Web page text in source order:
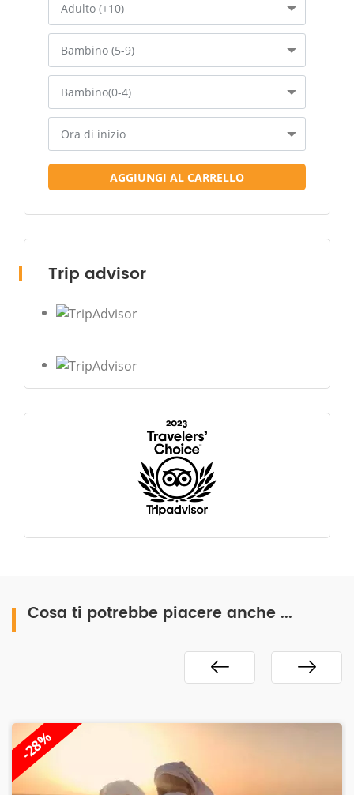
Adulto (+10)
Bambino (5-9)
Bambino(0-4)
Ora di inizio
AGGIUNGI AL CARRELLO
Trip advisor
Cosa ti potrebbe piacere anche ...